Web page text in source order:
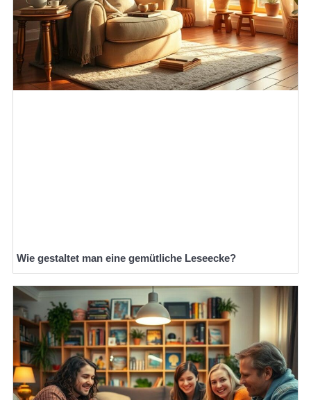
Wie gestaltet man eine gemütliche Leseecke?